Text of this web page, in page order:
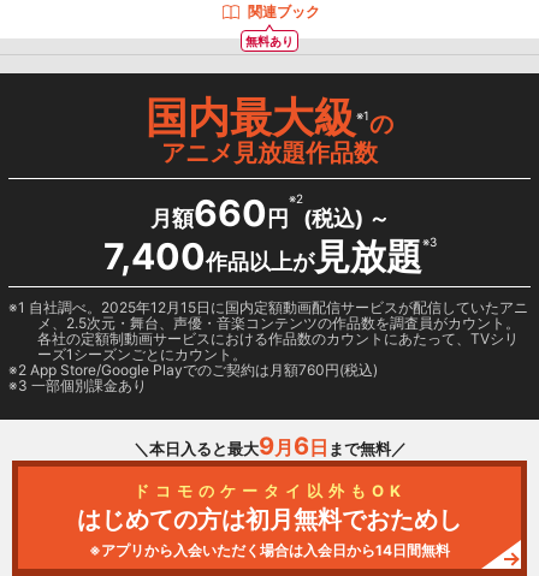
無料あり
関連ブック
国内最大級※1の
アニメ見放題作品数
月額660 円
※2
(税込) ～
7,400作品以上が見放題※3
1 自社調べ。2025年12月15日に国内定額動画配信サービスが配信していたアニ
メ、2.5次元・舞台、声優・音楽コンテンツの作品数を調査員がカウント。
各社の定額制動画サービスにおける作品数のカウントにあたって、TVシリ
ーズ1シーズンごとにカウント。
2 App Store/Google Playでのご契約は月額760円(税込)
3 一部個別課金あり
＼本日入ると最大9月 6日 まで無料／
ドコモのケータイ以外もOK
はじめての方は初月無料でおためし
※アプリから入会いただく場合は入会日から14日間無料